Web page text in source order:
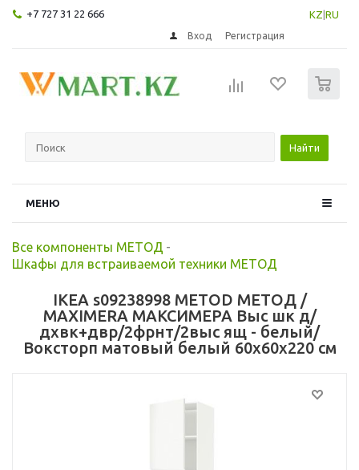
+7 727 31 22 666 KZ RU
Вход Регистрация
Найти
МЕНЮ
Все компоненты МЕТОД -
Шкафы для встраиваемой техники МЕТОД
IKEA s09238998 METOD МЕТОД /
MAXIMERA МАКСИМЕРА Выс шк д/
дхвк+двр/2фрнт/2выс ящ - белый/
Воксторп матовый белый 60x60x220 см